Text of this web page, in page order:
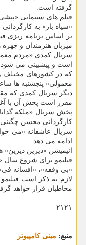
گرفته است.
فیلم های سینمایی
«سیاه باز» به کارگردانی حمید
میزبان هنرمندان و چهره
که در کشورهای مختلف
معمولی» پنجشنبه ها ساعت ۲۰ از فیلیمو پخش
دیگر سریال کمدی که
مقرر است پخش آن با آغاز
کارگردانی محسن چگینی و نویسندگی پیمان قاسمخانی هم که تا
ادامه می دهد.
انیمیشن «دیرین
فیلیمو برای شروع سال جدید همینطور پخش ۵۶ عنوان سریال خارجی را تدارک دیده است. از
«بی وقفه»، «افسانه
لازم به ذکر است
مخاطبان قرار خواهد
۲۱۲۱
منبع: مینی كامپیوتر